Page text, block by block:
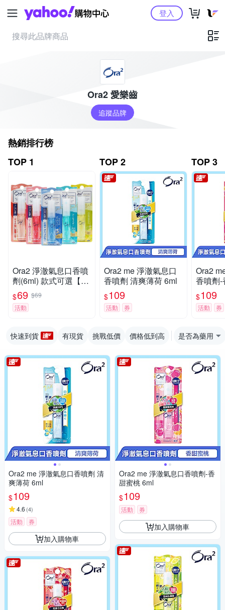
Yahoo購物中心登入
Ora2 愛樂齒
追蹤品牌
熱銷排行榜
TOP 1
Ora2 淨澈氣息口香噴
劑(6ml) 款式可選【小
三美日】D008861 牙
齒芳香 飯後 約會
$69 $69
活動
TOP 2
Ora2 me 淨澈氣息口
香噴劑 清爽薄荷 6ml
$109
活動 券
TOP 3
Ora2
香噴劑-
$109
活動 券
快速到貨 有現貨 挑戰低價 價格低到高 是否為藥用
Ora2 me 淨澈氣息口香噴劑 清
爽薄荷 6ml
$109
4.6 (4)
活動 券
加入購物車
Ora2 me 淨澈氣息口香噴劑-香
甜蜜桃 6ml
$109
活動 券
加入購物車